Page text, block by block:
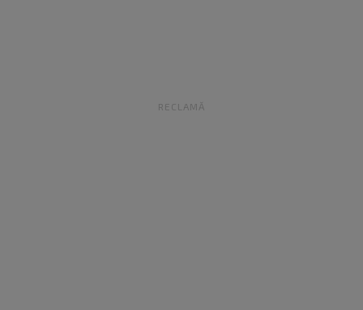
RECLAMĂ